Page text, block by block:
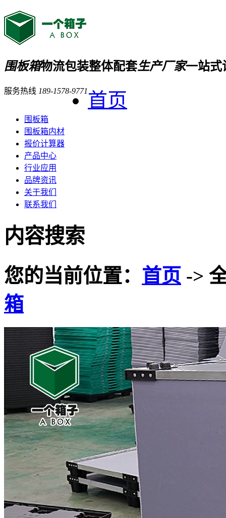
围板箱物流包装整体配套生产厂家一站式
服务热线 189-1578-9771 首页
围板箱
围板箱内材
报价计算器
产品中心
行业应用
品牌资讯
关于我们
联系我们
内容搜索
您的当前位置： 首页 ->
箱